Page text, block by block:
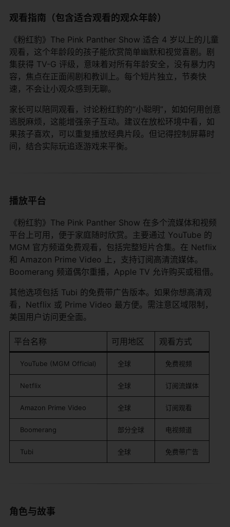
观看指南（包含适合观看的观众年龄）
《粉红豹》The Pink Panther Show 适合 4 岁以上的儿童
观看，这个年龄段的孩子能欣赏简单幽默和视觉喜剧。剧
集获得 TV-G 评级，意味着对所有年龄安全，没有暴力内
容，焦点在正面闹剧和教训上。每个短片独立，节奏快
速，不会让小观众感到无聊。
家长可以陪同观看，讨论粉红豹的“小聪明”，如如何用创意
逃脱麻烦，这能增强亲子互动。建议在放松环境中看，如
果孩子喜欢，可以重复播放经典片段。但记得控制屏幕时
间，结合实际玩追逐游戏来平衡。
播放平台
《粉红豹》The Pink Panther Show 在多个流媒体和视频
平台上可用，便于家庭随时欣赏。主要通过 YouTube 的
MGM 官方频道免费观看，包括完整短片合集。在 Netflix
和 Amazon Prime Video 上，支持订阅高清流媒体。
Boomerang 频道偶尔重播，Apple TV 允许购买或租借。
其他选项包括 Tubi 的免费带广告版本。如果你想高清观
看，Netflix 或 Prime Video 最方便。需注意区域限制，
美国用户访问更全面。
平台名称 可用地区 观看方式
YouTube (MGM Official) 全球 免费视频
Netflix 全球 订阅流媒体
Amazon Prime Video 全球 订阅观看
Boomerang 部分全球 电视频道
Tubi 全球 免费带广告
角色与故事